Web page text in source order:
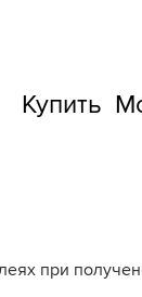
Купить
при